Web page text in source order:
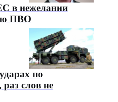
в нежелании
ПВО
по
слов не